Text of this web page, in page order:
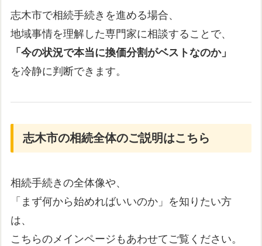
志木市で相続手続きを進める場合、
地域事情を理解した専門家に相談することで、
「今の状況で本当に換価分割がベストなのか」
を冷静に判断できます。
志木市の相続全体のご説明はこちら
相続手続きの全体像や、
「まず何から始めればいいのか」を知りたい方
は、
こちらのメインページもあわせてご覧ください。